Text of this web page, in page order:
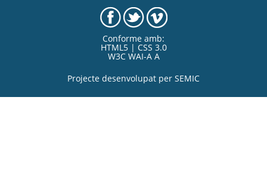
Conforme amb:
HTML5 | CSS 3.0
W3C WAI-A A
Projecte desenvolupat per SEMIC